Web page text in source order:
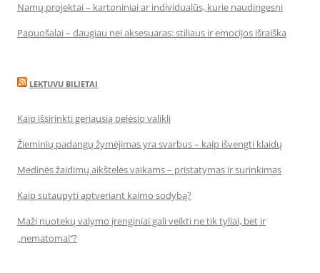
Namų projektai – kartoniniai ar individualūs, kurie naudingesni
Papuošalai – daugiau nei aksesuaras: stiliaus ir emocijos išraiška
LEKTUVU BILIETAI
Kaip išsirinkti geriausią pelėsio valiklį
Žieminių padangų žymėjimas yra svarbus – kaip išvengti klaidų
Medinės žaidimų aikštelės vaikams – pristatymas ir surinkimas
Kaip sutaupyti aptveriant kaimo sodybą?
Maži nuotekų valymo įrenginiai gali veikti ne tik tyliai, bet ir
„nematomai‘‘?